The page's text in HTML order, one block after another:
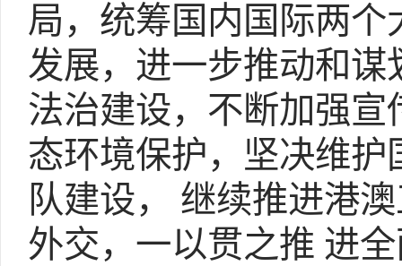
局，统筹国内国际两
发展，进一步推动和
法治建设，不断加强
态环境保护，坚决维
队建设， 继续推进港
外交，一以贯之推 进